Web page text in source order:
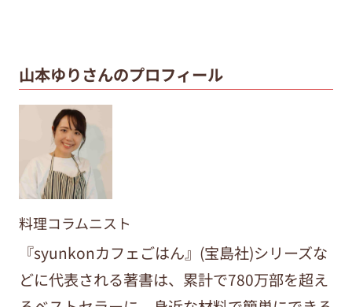
山本ゆりさんのプロフィール
料理コラムニスト
『syunkonカフェごはん』(宝島社)シリーズな
どに代表される著書は、累計で780万部を超え